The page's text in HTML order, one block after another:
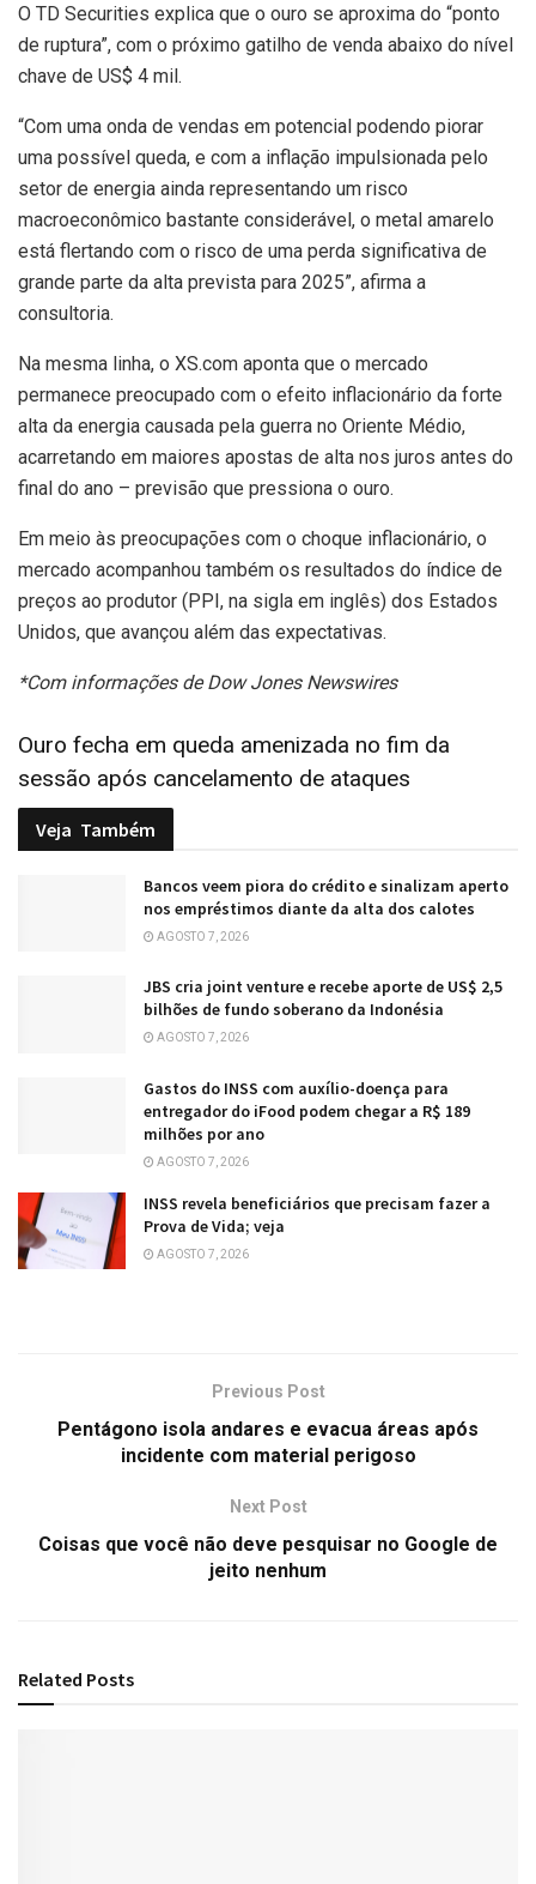
O TD Securities explica que o ouro se aproxima do “ponto
de ruptura”, com o próximo gatilho de venda abaixo do nível
chave de US$ 4 mil.
“Com uma onda de vendas em potencial podendo piorar
uma possível queda, e com a inflação impulsionada pelo
setor de energia ainda representando um risco
macroeconômico bastante considerável, o metal amarelo
está flertando com o risco de uma perda significativa de
grande parte da alta prevista para 2025”, afirma a
consultoria.
Na mesma linha, o XS.com aponta que o mercado
permanece preocupado com o efeito inflacionário da forte
alta da energia causada pela guerra no Oriente Médio,
acarretando em maiores apostas de alta nos juros antes do
final do ano – previsão que pressiona o ouro.
Em meio às preocupações com o choque inflacionário, o
mercado acompanhou também os resultados do índice de
preços ao produtor (PPI, na sigla em inglês) dos Estados
Unidos, que avançou além das expectativas.
*Com informações de Dow Jones Newswires
Ouro fecha em queda amenizada no fim da
sessão após cancelamento de ataques
Veja Também
Bancos veem piora do crédito e sinalizam aperto
nos empréstimos diante da alta dos calotes
AGOSTO 7, 2026
JBS cria joint venture e recebe aporte de US$ 2,5
bilhões de fundo soberano da Indonésia
AGOSTO 7, 2026
Gastos do INSS com auxílio-doença para
entregador do iFood podem chegar a R$ 189
milhões por ano
AGOSTO 7, 2026
INSS revela beneficiários que precisam fazer a
Prova de Vida; veja
AGOSTO 7, 2026
Previous Post
Pentágono isola andares e evacua áreas após
incidente com material perigoso
Next Post
Coisas que você não deve pesquisar no Google de
jeito nenhum
Related Posts